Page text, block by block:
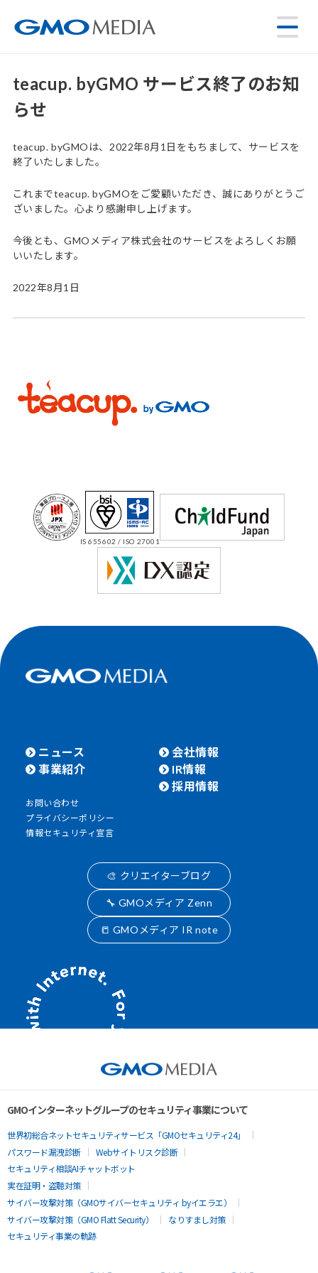
teacup. byGMO サービス終了のお知
らせ
teacup. byGMOは、2022年8月1日をもちまして、サービスを
終了いたしました。
これまでteacup. byGMOをご愛顧いただき、誠にありがとうご
ざいました。心より感謝申し上げます。
今後とも、GMOメディア株式会社のサービスをよろしくお願
いいたします。
2022年8月1日
IS 655602 / ISO 27001
ニュース
事業紹介
会社情報
IR情報
採用情報
お問い合わせ
プライバシーポリシー
情報セキュリティ宣言
🎨 クリエイターブログ
🔧 GMOメディア Zenn
📒 GMOメディア IR note
GMOインターネットグループのセキュリティ事業について
世界初総合ネットセキュリティサービス「GMOセキュリティ24」
パスワード漏洩診断
Webサイトリスク診断
セキュリティ相談AIチャットボット
実在証明・盗聴対策
サイバー攻撃対策（GMOサイバーセキュリティ byイエラエ）
サイバー攻撃対策（GMO Flatt Security）
なりすまし対策
セキュリティ事業の軌跡